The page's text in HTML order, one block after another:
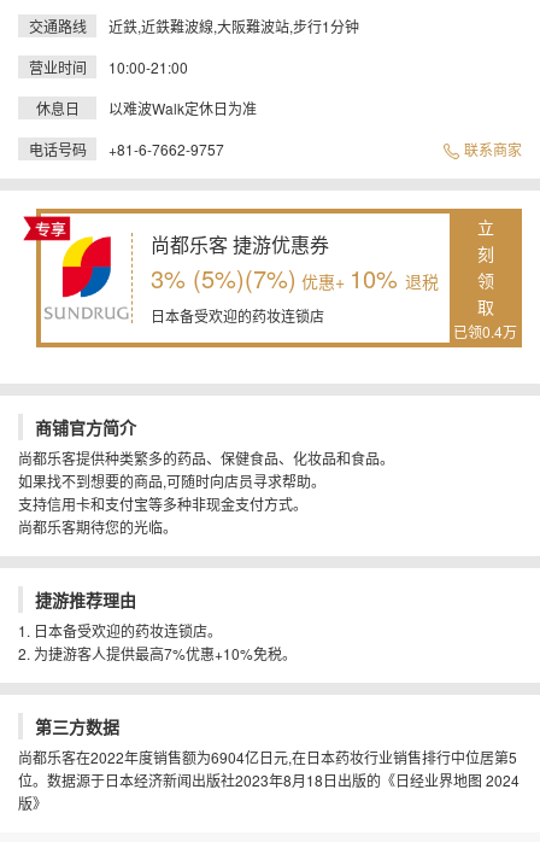
交通路线
近鉄,近鉄難波線,大阪難波站,步行1分钟
营业时间
10:00-21:00
休息日
以难波Walk定休日为准
电话号码
+81-6-7662-9757 联系商家
尚都乐客 捷游优惠券
3% (5%)(7%) 优惠+ 10% 退税
日本备受欢迎的药妆连锁店
立
刻
领
取
已领0.4万
商铺官方简介
尚都乐客提供种类繁多的药品、保健食品、化妆品和食品。
如果找不到想要的商品,可随时向店员寻求帮助。
支持信用卡和支付宝等多种非现金支付方式。
尚都乐客期待您的光临。
捷游推荐理由
1. 日本备受欢迎的药妆连锁店。
2. 为捷游客人提供最高7%优惠+10%免税。
第三方数据
尚都乐客在2022年度销售额为6904亿日元,在日本药妆行业销售排行中位居第5
位。数据源于日本经济新闻出版社2023年8月18日出版的《日经业界地图 2024
版》